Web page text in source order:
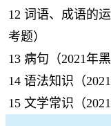
12 词语、成语的
考题）
13 病句（2021年
14 语法知识（
15 文学常识（